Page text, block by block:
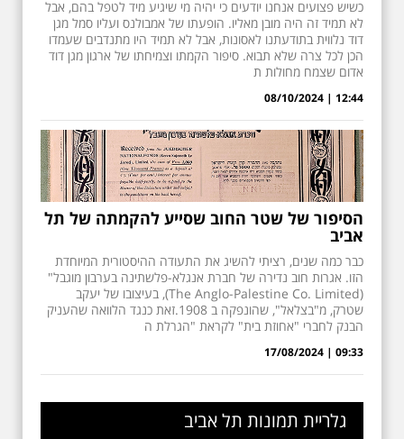
כשיש פצועים אנחנו יודעים כי יהיה מי שיגיע מיד לטפל בהם, אבל
לא תמיד זה היה מובן מאליו. הופעתו של אמבולנס ועליו סמל מגן
דוד נלווית בתודעתנו לאסונות, אבל לא תמיד היו מתנדבים שעמדו
הכן לכל צרה שלא תבוא. סיפור הקמתו וצמיחתו של ארגון מגן דוד
אדום שצמח מחולות ת
12:44 | 08/10/2024
הסיפור של שטר החוב שסייע להקמתה של תל
אביב
כבר כמה שנים, רציתי להשיג את התעודה ההיסטורית המיוחדת
הזו. אגרות חוב נדירה של חברת אנגלא-פלשתינה בערבון מוגבל"
(The Anglo-Palestine Co. Limited), בעיצובו של יעקב
שטרק, מ"בצלאל", שהונפקה ב 1908.זאת כנגד הלוואה שהעניק
הבנק לחברי "אחוזת בית" לקראת "הגרלת ה
09:33 | 17/08/2024
גלריית תמונות תל אביב